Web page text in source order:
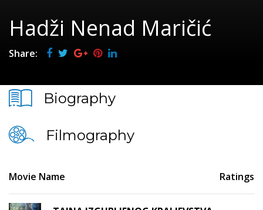
Hadži Nenad Maričić
Share:
Biography
Filmography
Movie Name Ratings